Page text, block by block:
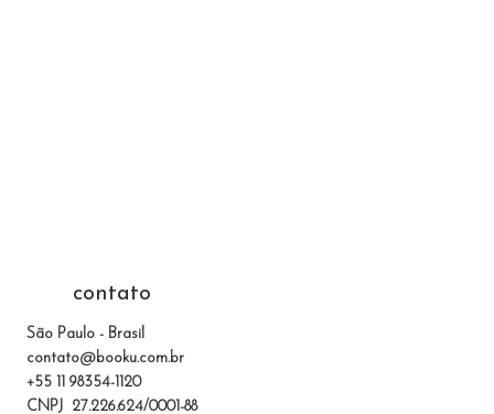
contato
São Paulo - Brasil
contato@booku.com.br
+55 11 98354-1120
CNPJ 27.226.624/0001-88